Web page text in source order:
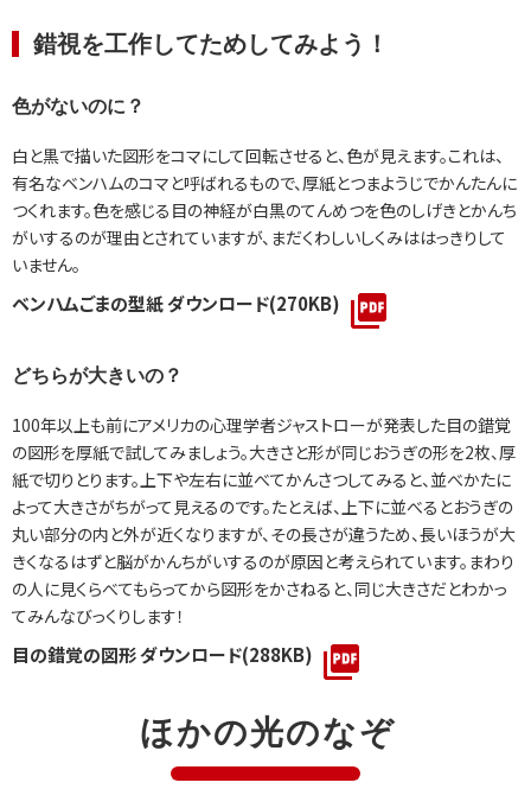
錯視を工作してためしてみよう！
色がないのに？
白と黒で描いた図形をコマにして回転させると、色が見えます。これは、
有名なベンハムのコマと呼ばれるもので、厚紙とつまようじでかんたんに
つくれます。色を感じる目の神経が白黒のてんめつを色のしげきとかんち
がいするのが理由とされていますが、まだくわしいしくみははっきりして
いません。
ベンハムごまの型紙 ダウンロード(270KB)
どちらが大きいの？
100年以上も前にアメリカの心理学者ジャストローが発表した目の錯覚
の図形を厚紙で試してみましょう。大きさと形が同じおうぎの形を2枚、厚
紙で切りとります。上下や左右に並べてかんさつしてみると、並べかたに
よって大きさがちがって見えるのです。たとえば、上下に並べるとおうぎの
丸い部分の内と外が近くなりますが、その長さが違うため、長いほうが大
きくなるはずと脳がかんちがいするのが原因と考えられています。まわり
の人に見くらべてもらってから図形をかさねると、同じ大きさだとわかっ
てみんなびっくりします！
目の錯覚の図形 ダウンロード(288KB)
ほかの光のなぞ